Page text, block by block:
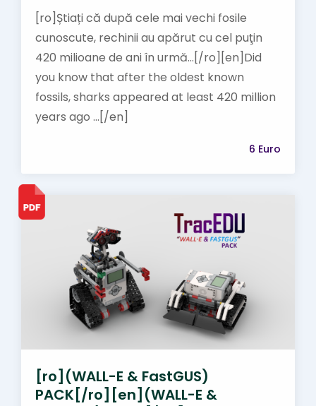
[ro]Știați că după cele mai vechi fosile
cunoscute, rechinii au apărut cu cel puţin
420 milioane de ani în urmă...[/ro][en]Did
you know that after the oldest known
fossils, sharks appeared at least 420 million
years ago ...[/en]
6 Euro
[ro](WALL-E & FastGUS)
PACK[/ro][en](WALL-E &